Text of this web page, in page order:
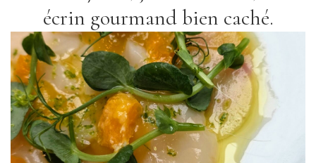
écrin gourmand bien caché.